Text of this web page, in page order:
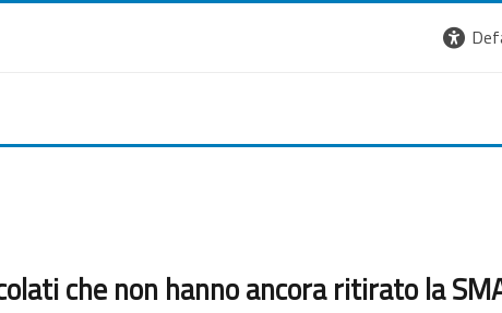
che non hanno ancora ritirato la